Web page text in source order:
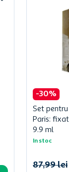
-30%
Set
Paris:
9.9 ml
In stoc
87,99 lei